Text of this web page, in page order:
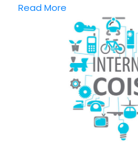
Read More